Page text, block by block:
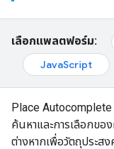
เลือกแพลตฟอร์ม:
JavaScript
Place Autocomplete
ค้นหาและการเลือกขอ
ต่างหากเพื่อวัตถุประส